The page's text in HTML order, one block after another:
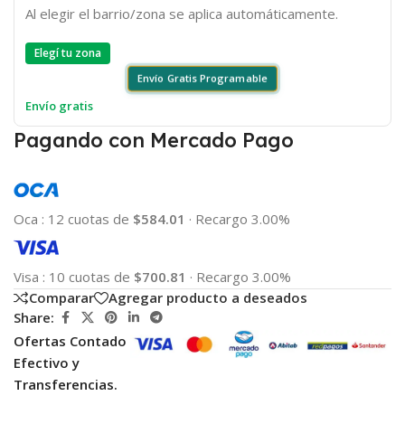
Al elegir el barrio/zona se aplica automáticamente.
Elegí tu zona
Envío Gratis Programable
Envío gratis
Pagando con Mercado Pago
Oca : 12 cuotas de $584.01 · Recargo 3.00%
Visa : 10 cuotas de $700.81 · Recargo 3.00%
Comparar
Agregar producto a deseados
Share:
Ofertas Contado
Efectivo y
Transferencias.